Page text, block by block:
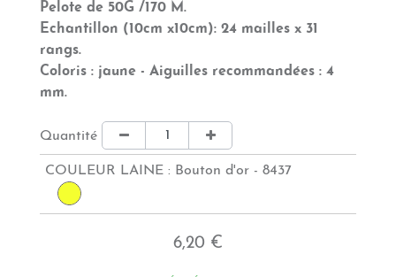
Pelote de 50G /170 M.
Echantillon (10cm x10cm): 24 mailles x 31
rangs.
Coloris : jaune - Aiguilles recommandées : 4
mm.
Quantité
COULEUR LAINE : Bouton d'or - 8437
6,20 €